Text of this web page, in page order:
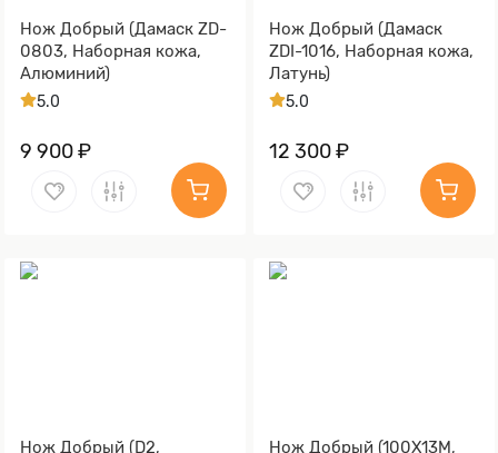
Нож Добрый (Дамаск ZD-
0803, Наборная кожа,
Алюминий)
5.0
9 900 ₽
Нож Добрый (Дамаск
ZDI-1016, Наборная кожа,
Латунь)
5.0
12 300 ₽
Нож Добрый (D2, Нож Добрый (100Х13М,